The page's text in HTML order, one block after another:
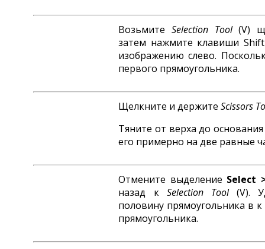
Возьмите Selection Tool(V)
затем нажмите клавиши
изображению слево.
первого прямоугольника.
Щелкните и держите Scissors
Тяните от верха до
его примерно на две равные
Отмените выделение Select
назад к Selection Tool(V).
половину прямоугольника в
прямоугольника.